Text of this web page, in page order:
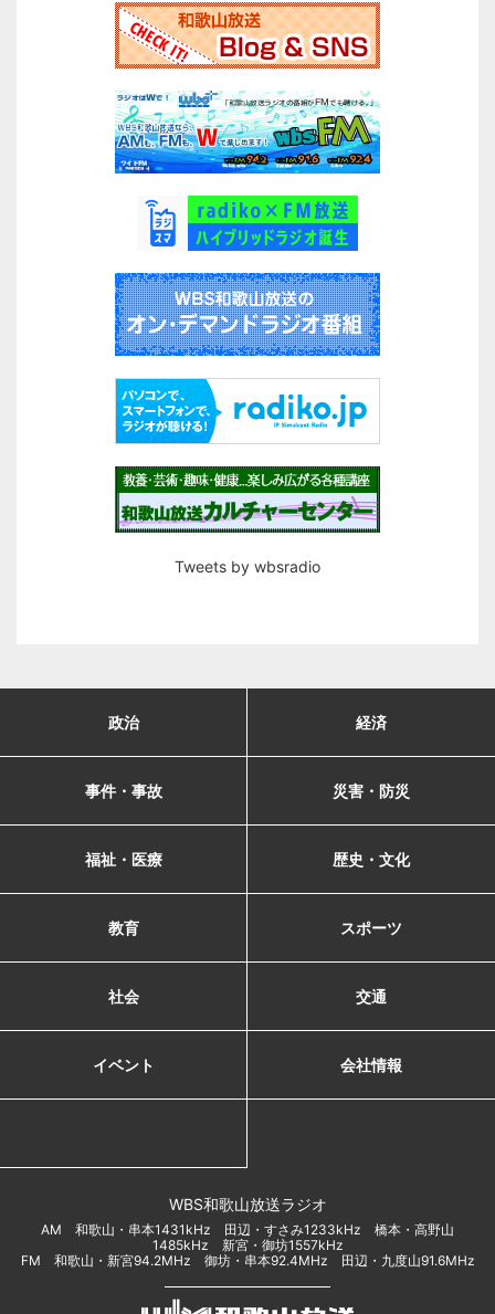
Tweets by wbsradio
政治 経済
事件・事故 災害・防災
福祉・医療 歴史・文化
教育 スポーツ
社会 交通
イベント 会社情報
WBS和歌山放送ラジオ
AM 和歌山・串本1431kHz 田辺・すさみ1233kHz 橋本・高野山
1485kHz 新宮・御坊1557kHz
FM 和歌山・新宮94.2MHz 御坊・串本92.4MHz 田辺・九度山91.6MHz